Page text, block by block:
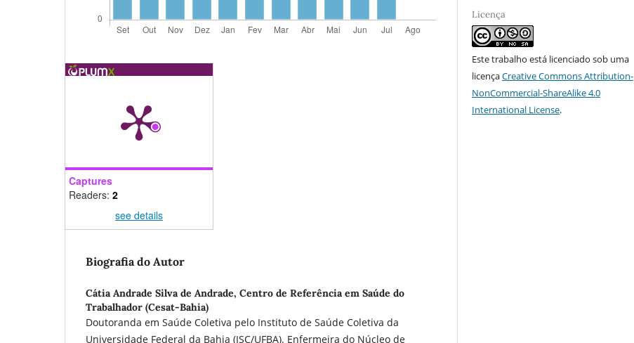
Captures
Readers: 2
see details
Biografia do Autor
Cátia Andrade Silva de Andrade, Centro de Referência em Saúde do
Trabalhador (Cesat-Bahia)
Doutoranda em Saúde Coletiva pelo Instituto de Saúde Coletiva da
Universidade Federal da Bahia (ISC/UFBA). Enfermeira do Núcleo de
Licença
Este trabalho está licenciado sob uma
licençaCreative Commons Attribution-
NonCommercial-ShareAlike 4.0
International License.